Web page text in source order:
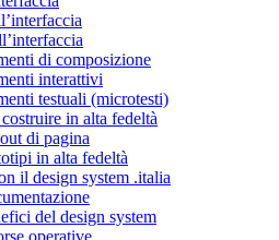
di composizione
interattivi
testuali (microtesti)
in alta fedeltà
di pagina
in alta fedeltà
il design system .italia
del design system
operative